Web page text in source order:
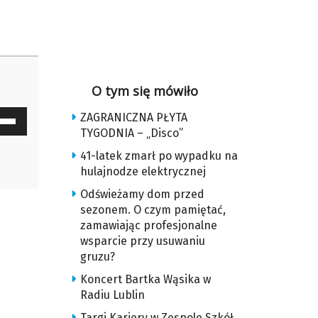
O tym się mówiło
ZAGRANICZNA PŁYTA
TYGODNIA – „Disco”
41-latek zmarł po wypadku na
hulajnodze elektrycznej
Odświeżamy dom przed
sezonem. O czym pamiętać,
zamawiając profesjonalne
wsparcie przy usuwaniu
gruzu?
Koncert Bartka Wąsika w
Radiu Lublin